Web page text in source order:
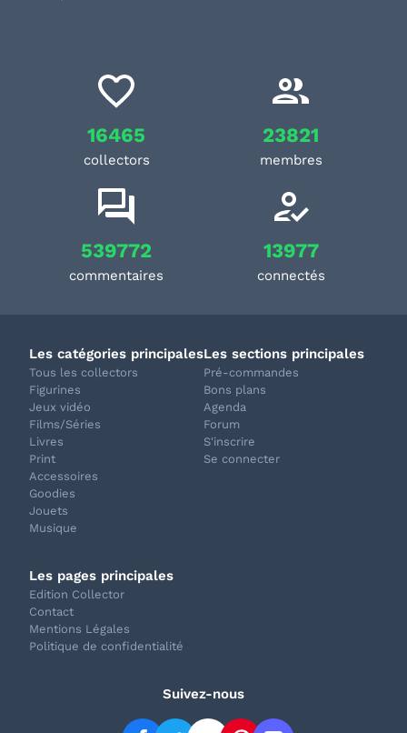
16465
collectors
23821
membres
539772
commentaires
13977
connectés
Les catégories principales
Tous les collectors
Figurines
Jeux vidéo
Films/Séries
Livres
Print
Accessoires
Goodies
Jouets
Musique
Les sections principales
Pré-commandes
Bons plans
Agenda
Forum
S'inscrire
Se connecter
Les pages principales
Edition Collector
Contact
Mentions Légales
Politique de confidentialité
Suivez-nous